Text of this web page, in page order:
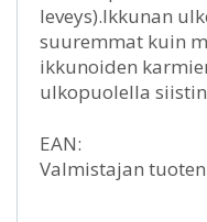
leveys).Ikkunan
suuremmat kuin
ikkunoiden
ulkopuolella
EAN:
Valmistajan